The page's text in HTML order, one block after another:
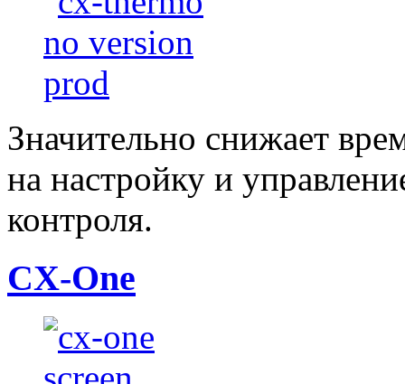
Значительно снижает
на настройку и
контроля.
CX-One